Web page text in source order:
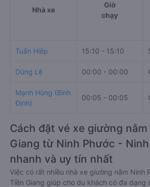
Nhà xe
Giờ
chạy
Tuấn Hiệp 15:10 - 15:10
Dũng Lệ 00:00 - 00:00
Mạnh Hùng (Bình
Định)
00:05 - 00:05
Cách đặt vé xe giường nằm
Giang từ Ninh Phước -
nhanh và uy tín nhất
Việc có rất nhiều nhà xe giường nằm Ninh
Tiền Giang giúp cho du khách có đa dạng